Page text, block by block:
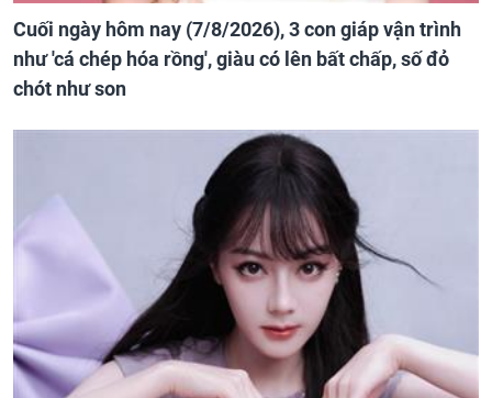
Cuối ngày hôm nay (7/8/2026), 3 con giáp vận trình
như 'cá chép hóa rồng', giàu có lên bất chấp, số đỏ
chót như son